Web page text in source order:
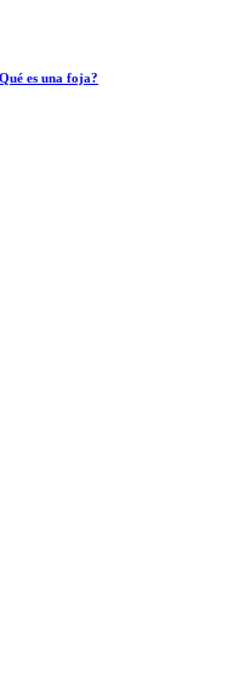
es una foja?